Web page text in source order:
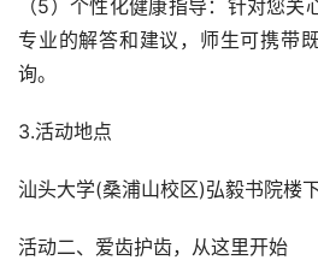
（5）个性化健康指导：针对您
专业的解答和建议，师生可携带
询。
3.活动地点
汕头大学(桑浦山校区)弘毅书院楼
活动二、爱齿护齿，从这里开始